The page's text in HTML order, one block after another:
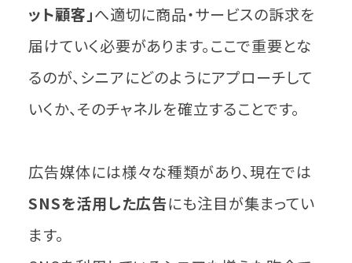
ット顧客」へ適切に商品・サービスの訴求を
届けていく必要があります。ここで重要とな
るのが、シニアにどのようにアプローチして
いくか、そのチャネルを確立することです。
広告媒体には様々な種類があり、現在では
SNSを活用した広告にも注目が集まってい
ます。